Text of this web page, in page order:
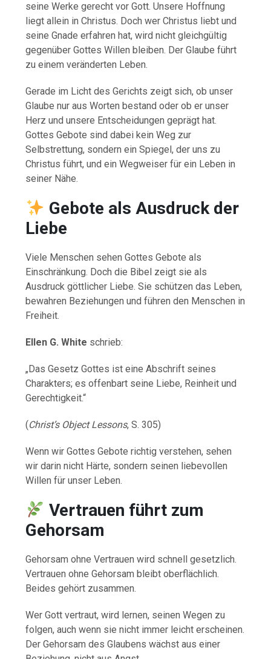
seine Werke gerecht vor Gott. Unsere Hoffnung
liegt allein in Christus. Doch wer Christus liebt und
seine Gnade erfahren hat, wird nicht gleichgültig
gegenüber Gottes Willen bleiben. Der Glaube führt
zu einem veränderten Leben.
Gerade im Licht des Gerichts zeigt sich, ob unser
Glaube nur aus Worten bestand oder ob er unser
Herz und unsere Entscheidungen geprägt hat.
Gottes Gebote sind dabei kein Weg zur
Selbstrettung, sondern ein Spiegel, der uns zu
Christus führt, und ein Wegweiser für ein Leben in
seiner Nähe.
Gebote als Ausdruck der
Liebe
Viele Menschen sehen Gottes Gebote als
Einschränkung. Doch die Bibel zeigt sie als
Ausdruck göttlicher Liebe. Sie schützen das Leben,
bewahren Beziehungen und führen den Menschen in
Freiheit.
Ellen G. White schrieb:
„Das Gesetz Gottes ist eine Abschrift seines
Charakters; es offenbart seine Liebe, Reinheit und
Gerechtigkeit.“
(Christ’s Object Lessons, S. 305)
Wenn wir Gottes Gebote richtig verstehen, sehen
wir darin nicht Härte, sondern seinen liebevollen
Willen für unser Leben.
Vertrauen führt zum
Gehorsam
Gehorsam ohne Vertrauen wird schnell gesetzlich.
Vertrauen ohne Gehorsam bleibt oberflächlich.
Beides gehört zusammen.
Wer Gott vertraut, wird lernen, seinen Wegen zu
folgen, auch wenn sie nicht immer leicht erscheinen.
Der Gehorsam des Glaubens wächst aus einer